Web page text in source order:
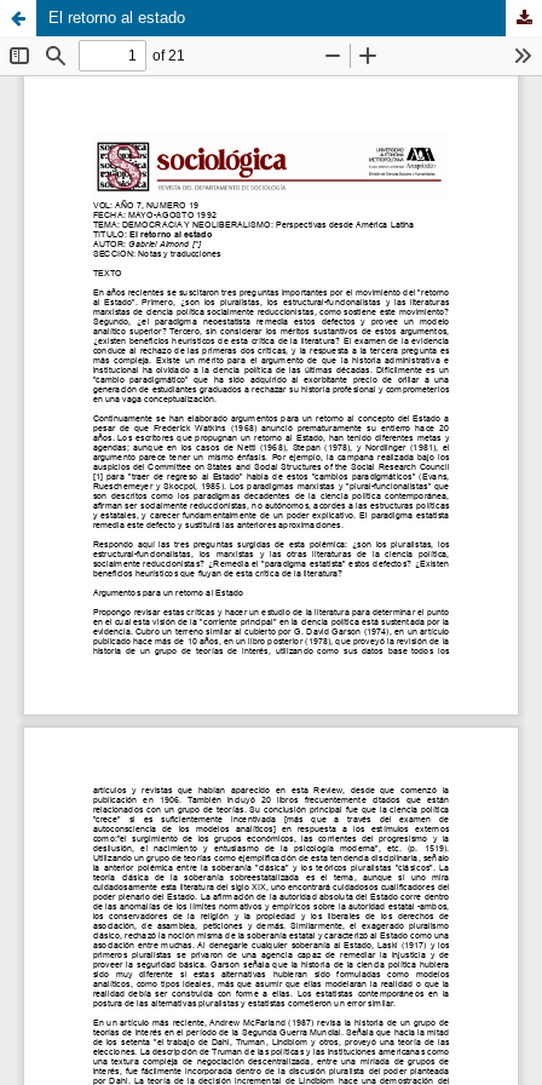
El retorno al estado